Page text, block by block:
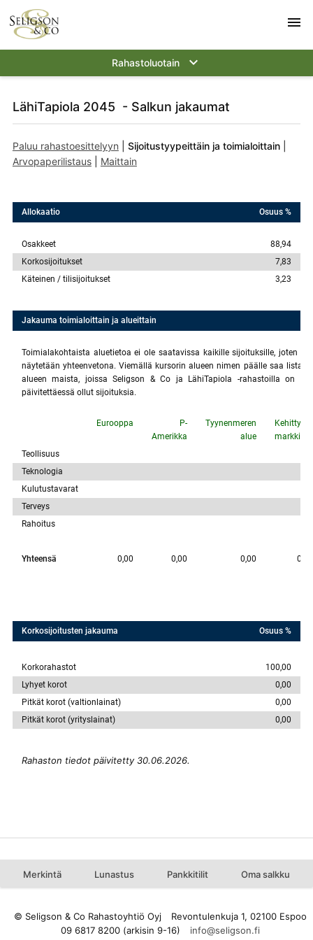
menu
Rahastoluotain keyboard_arrow_down
LähiTapiola 2045 - Salkun jakaumat
Paluu rahastoesittelyyn Sijoitustyypeittäin ja toimialoittain|
Arvopaperilistaus| Maittain
Allokaatio Osuus %
Osakkeet
88,94
Korkosijoitukset
7,83
Käteinen / tilisijoitukset
3,23
Jakauma toimialoittain ja alueittain
Toimialakohtaista aluetietoa ei ole saatavissa kaikille sijoituksille, joten
näytetään yhteenvetona. Viemällä kursorin alueen nimen päälle saa listan
alueen maista, joissa Seligson & Co ja LähiTapiola -rahastoilla on
päivitettäessä ollut sijoituksia.
Eurooppa
P-
Amerikka
Tyynenmeren
alue
Kehittyvät
markkinat
Teollisuus
Teknologia
Kulutustavarat
Terveys
Rahoitus
Yhteensä 0,00 0,00 0,00 0,00
Korkosijoitusten jakauma Osuus %
Korkorahastot
100,00
Lyhyet korot
0,00
Pitkät korot (valtionlainat)
0,00
Pitkät korot (yrityslainat)
0,00
Rahaston tiedot päivitetty 30.06.2026.
Merkintä Lunastus Pankkitilit Oma salkku
© Seligson & Co Rahastoyhtiö Oyj
Revontulenkuja 1, 02100 Espoo
09 6817 8200 (arkisin 9-16)